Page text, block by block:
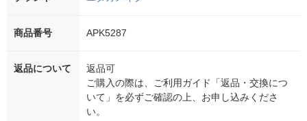
商品番号 APK5287
返品について
返品可
ご購入の際は、ご利用ガイド「返品・交換につ
いて」を必ずご確認の上、お申し込みくださ
い。